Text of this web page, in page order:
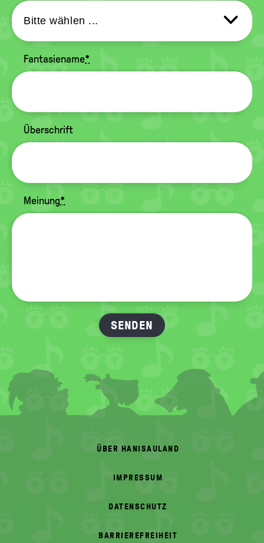
Fantasiename*
Überschrift
Meinung*
FOOTER
MENU
ÜBER HANISAULAND
IMPRESSUM
DATENSCHUTZ
BARRIEREFREIHEIT